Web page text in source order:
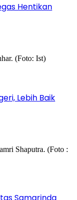
Hentikan
Lebih Baik
Samarinda